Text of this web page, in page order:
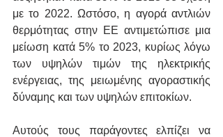
με το 2022. Ωστόσο, η αγορά αντλιών
θερμότητας στην ΕΕ αντιμετώπισε μια
μείωση κατά 5% το 2023, κυρίως λόγω
των υψηλών τιμών της ηλεκτρικής
ενέργειας, της μειωμένης αγοραστικής
δύναμης και των υψηλών επιτοκίων.
Αυτούς τους παράγοντες ελπίζει να